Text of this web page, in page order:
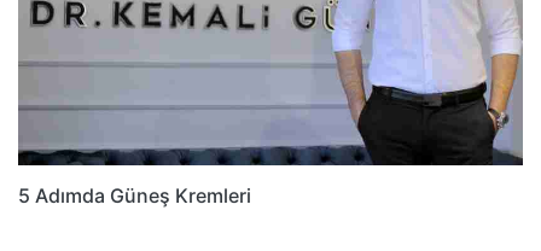
5 Adımda Güneş Kremleri